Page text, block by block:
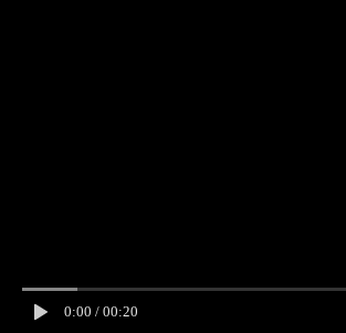
0:00 / 00:20